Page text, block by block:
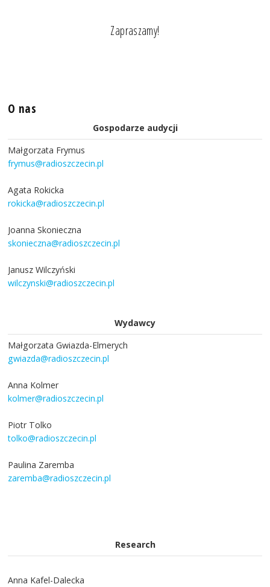
Zapraszamy!
O nas
Gospodarze audycji
Małgorzata Frymus
frymus@radioszczecin.pl
Agata Rokicka
rokicka@radioszczecin.pl
Joanna Skonieczna
skonieczna@radioszczecin.pl
Janusz Wilczyński
wilczynski@radioszczecin.pl
Wydawcy
Małgorzata Gwiazda-Elmerych
gwiazda@radioszczecin.pl
Anna Kolmer
kolmer@radioszczecin.pl
Piotr Tolko
tolko@radioszczecin.pl
Paulina Zaremba
zaremba@radioszczecin.pl
Research
Anna Kafel-Dalecka